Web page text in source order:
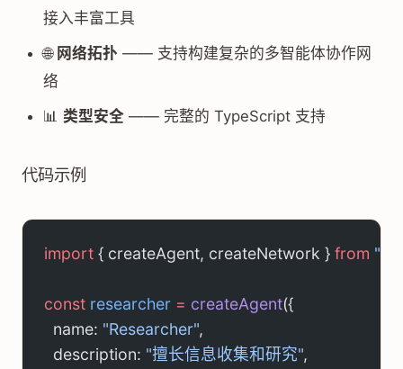
接入丰富工具
🌐 网络拓扑 —— 支持构建复杂的多智能体协作网
络
📊 类型安全 —— 完整的 TypeScript 支持
代码示例
import { createAgent, createNetwork } from
const researcher = createAgent({
  name:
"Researcher",
  description:
"擅长信息收集和研究",